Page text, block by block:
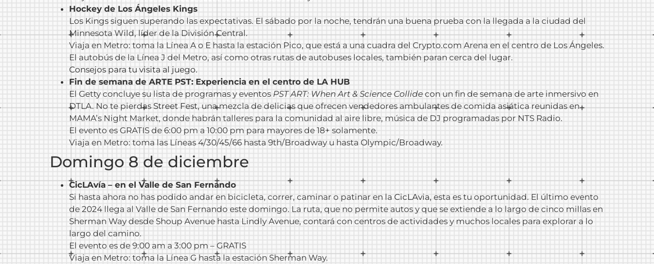
Hockey de Los Ángeles Kings
Los Kings siguen superando las expectativas. El sábado por la noche, tendrán una buena prueba con la llegada a la ciudad del
Minnesota Wild, líder de la División Central.
Viaja en Metro: toma la Línea A o E hasta la estación Pico, que está a una cuadra del Crypto.com Arena en el centro de Los Ángeles.
El autobús de la Línea J del Metro, así como otras rutas de autobuses locales, también paran cerca del lugar.
Consejos para tu visita al juego.
Fin de semana de ARTE PST: Experiencia en el centro de LA HUB
El Getty concluye su lista de programas y eventos PST ART: When Art & Science Collide con un fin de semana de arte inmersivo en
DTLA. No te pierdasStreet Fest, una mezcla de delicias que ofrecen vendedores ambulantes de comida asiática reunidas en
MAMA’s Night Market, donde habrán talleres para la comunidad al aire libre, música de DJ programadas por NTS Radio.
El evento es GRATIS de 6:00 pm a 10:00 pm para mayores de 18+ solamente.
Viaja en Metro: toma las Líneas 4/30/45/66 hasta 9th/Broadway u hasta Olympic/Broadway.
Domingo 8 de diciembre
CicLAvía – en el Valle de San Fernando
Si hasta ahora no has podido andar en bicicleta, correr, caminar o patinar en la CicLAvia, esta es tu oportunidad. El último evento
de 2024 llega al Valle de San Fernando este domingo. La ruta, que no permite autos y que se extiende a lo largo de cinco millas en
Sherman Way desde Shoup Avenue hasta Lindly Avenue, contará con centros de actividades y muchos locales para explorar a lo
largo del camino.
El evento es de 9:00 am a 3:00 pm – GRATIS
Viaja en Metro: toma la Línea G hasta la estación Sherman Way.